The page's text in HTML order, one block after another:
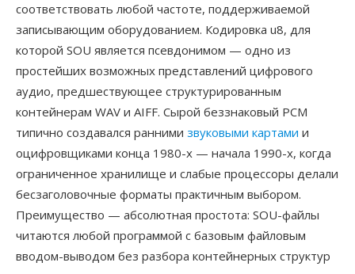
соответствовать любой частоте, поддерживаемой
записывающим оборудованием. Кодировка u8, для
которой SOU является псевдонимом — одно из
простейших возможных представлений цифрового
аудио, предшествующее структурированным
контейнерам WAV и AIFF. Сырой беззнаковый PCM
типично создавался ранними звуковыми картами и
оцифровщиками конца 1980-х — начала 1990-х, когда
ограниченное хранилище и слабые процессоры делали
бесзаголовочные форматы практичным выбором.
Преимущество — абсолютная простота: SOU-файлы
читаются любой программой с базовым файловым
вводом-выводом без разбора контейнерных структур